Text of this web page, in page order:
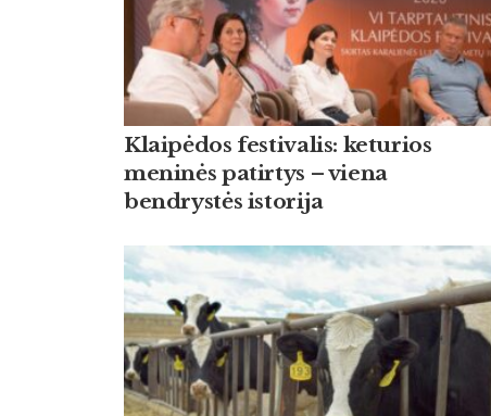
Klaipėdos festivalis: keturios
meninės patirtys – viena
bendrystės istorija